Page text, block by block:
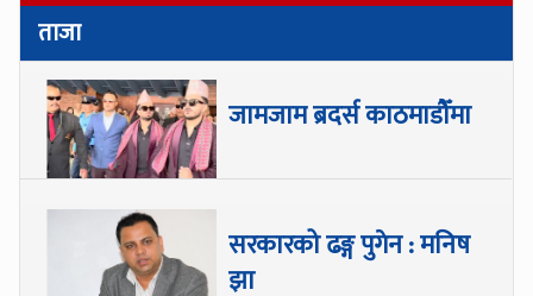
ताजा
जामजाम ब्रदर्स काठमाडौँमा
सरकारको ढङ्ग पुगेन : मनिष
झा